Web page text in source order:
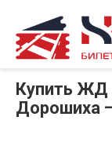
Купить ЖД
Дорошиха